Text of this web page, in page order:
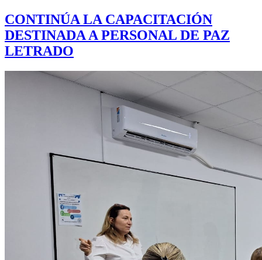
CONTINÚA LA CAPACITACIÓN
DESTINADA A PERSONAL DE PAZ
LETRADO